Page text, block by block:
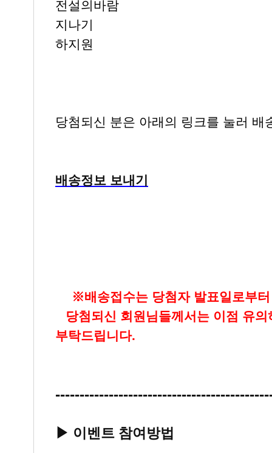
전설의바람
지나기
하지원
당첨되신 분은 아래의 링크를 눌러 배
배송정보 보내기
※배송접수는 당첨자 발표일로부
당첨되신 회원님들께서는 이점 유
부탁드립니다.
▶ 이벤트 참여방법